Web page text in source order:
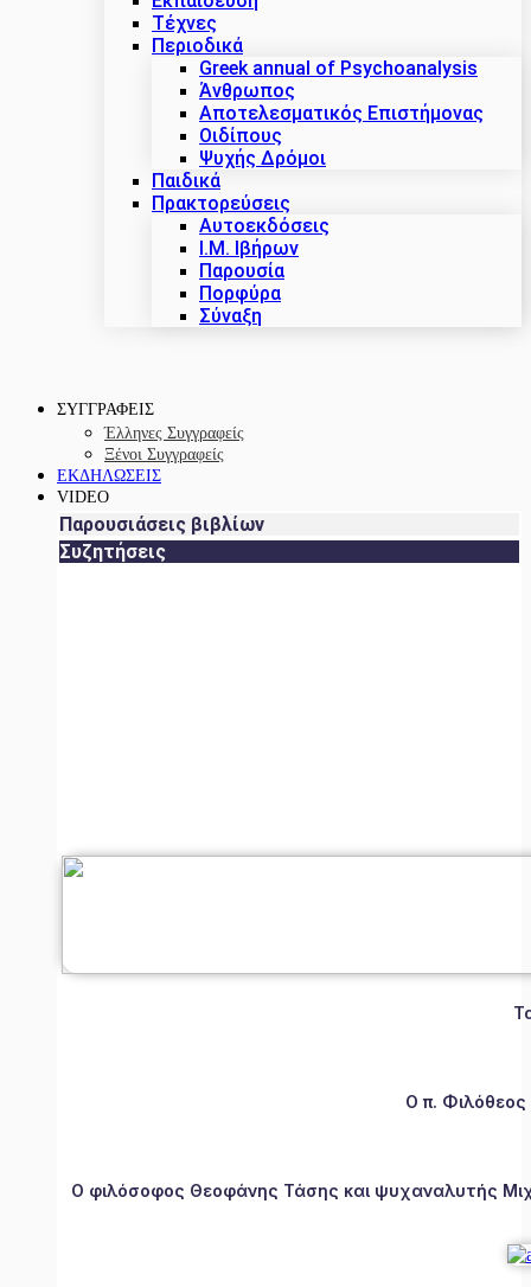
Τέχνες
Περιοδικά
Greek annual of Psychoanalysis
Άνθρωπος
Αποτελεσματικός Επιστήμονας
Οιδίπους
Ψυχής Δρόμοι
Παιδικά
Πρακτoρεύσεις
Αυτοεκδόσεις
Ι.Μ. Ιβήρων
Παρουσία
Πορφύρα
Σύναξη
ΣΥΓΓΡΑΦΕΙΣ
Έλληνες Συγγραφείς
Ξένοι Συγγραφείς
ΕΚΔΗΛΩΣΕΙΣ
VIDEO
Παρουσιάσεις βιβλίων
Συζητήσεις
Ο π.
Ο φιλόσοφος Θεοφάνης Τάσης και ψυχαναλυτής